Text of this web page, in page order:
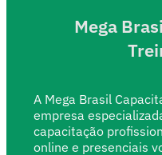
Mega
A Mega Brasil
empresa
capacitação
online e presenciais